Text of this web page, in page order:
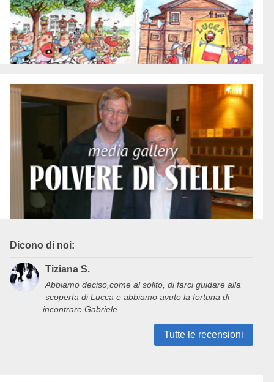
Media gallery
Siamo stati con loro, sono stati con noi...
Galleria fotografica
Dicono di noi:
Tiziana S.
Abbiamo deciso,come al solito, di farci guidare alla
scoperta di Lucca e abbiamo avuto la fortuna di
incontrare Gabriele...
Tutte le recensioni